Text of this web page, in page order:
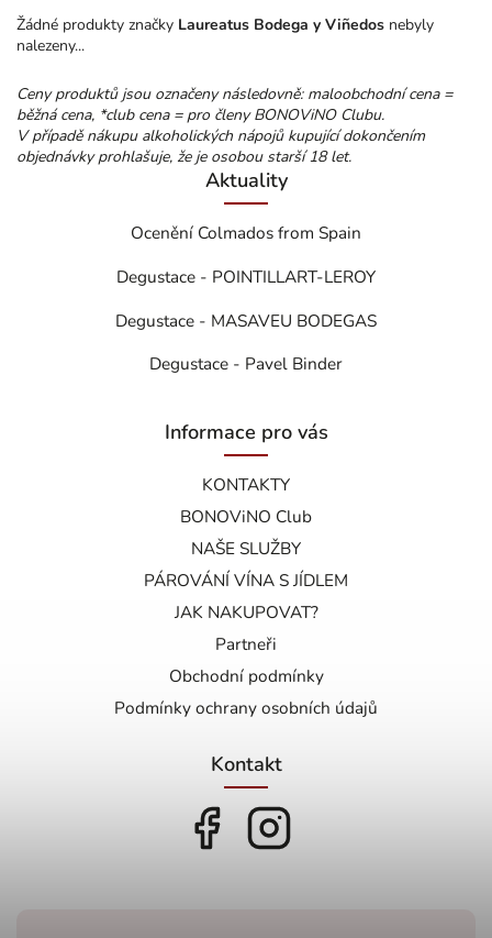
Žádné produkty značky Laureatus Bodega y Viñedos nebyly
nalezeny...
Ceny produktů jsou označeny následovně: maloobchodní cena =
běžná cena, *club cena = pro členy BONOViNO Clubu.
V případě nákupu alkoholických nápojů kupující dokončením
objednávky prohlašuje, že je osobou starší 18 let.
Aktuality
Ocenění Colmados from Spain
Degustace - POINTILLART-LEROY
Degustace - MASAVEU BODEGAS
Degustace - Pavel Binder
Informace pro vás
KONTAKTY
BONOViNO Club
NAŠE SLUŽBY
PÁROVÁNÍ VÍNA S JÍDLEM
JAK NAKUPOVAT?
Partneři
Obchodní podmínky
Podmínky ochrany osobních údajů
Kontakt